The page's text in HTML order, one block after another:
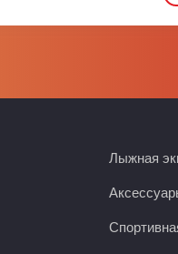
Лыжная